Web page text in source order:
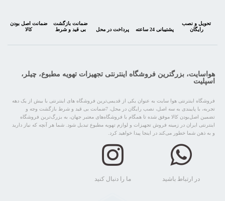
تحویل و نصب
رایگان
پشتیبانی 24 ساعته پرداخت در محل
ضمانت بازگشت
بی قید و شرط
ضمانت اصل بودن
کالا
هواسایت، بزرگترین فروشگاه اینترنتی تجهیزات تهویه مطبوع، چیلر،
اسپلیت
فروشگاه اینترنتی هوا سایت به عنوان یکی از قدیمی‌ترین فروشگاه های اینترنتی با بیش از یک دهه
تجربه، با پایبندی به سه اصل، نصب رایگان در محل، 7ضمانت بی قید و شرط بازگشت وجه و
تضمین اصل‌بودن کالا موفق شده تا همگام با فروشگاه‌های معتبر جهان، به بزرگ‌ترین فروشگاه
اینترنتی ایران در زمینه فروش تجهیزات و لوازم تهویه مطبوع تبدیل شود. شما هر آنچه که نیاز دارید
و به ذهن شما خطور می‌کند در اینجا پیدا خواهید کرد.
در ارتباط باشید ما را دنبال کنید